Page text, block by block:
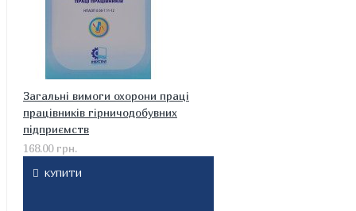
Загальні вимоги охорони праці
працівників гірничодобувних
підприємств
168.00 грн.
КУПИТИ